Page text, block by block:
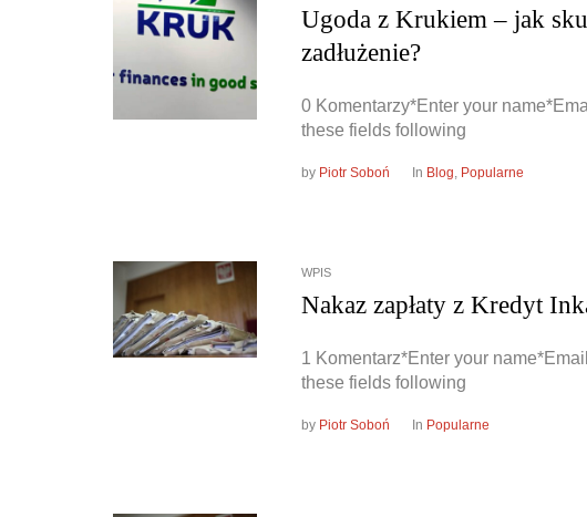
Ugoda z Krukiem – jak
zadłużenie?
0 Komentarzy*Enter your
these fields following
by Piotr Soboń In Blog, Popularne
WPIS
Nakaz zapłaty z Kredyt
1 Komentarz*Enter your
these fields following
by Piotr Soboń In Popularne